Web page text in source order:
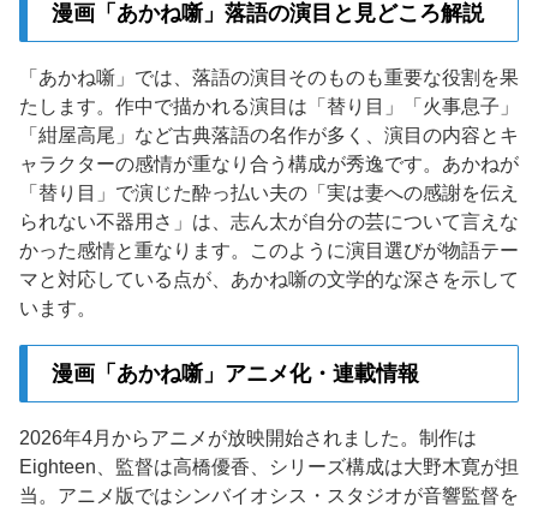
漫画「あかね噺」落語の演目と見どころ解説
「あかね噺」では、落語の演目そのものも重要な役割を果
たします。作中で描かれる演目は「替り目」「火事息子」
「紺屋高尾」など古典落語の名作が多く、演目の内容とキ
ャラクターの感情が重なり合う構成が秀逸です。あかねが
「替り目」で演じた酔っ払い夫の「実は妻への感謝を伝え
られない不器用さ」は、志ん太が自分の芸について言えな
かった感情と重なります。このように演目選びが物語テー
マと対応している点が、あかね噺の文学的な深さを示して
います。
漫画「あかね噺」アニメ化・連載情報
2026年4月からアニメが放映開始されました。制作は
Eighteen、監督は高橋優香、シリーズ構成は大野木寛が担
当。アニメ版ではシンバイオシス・スタジオが音響監督を